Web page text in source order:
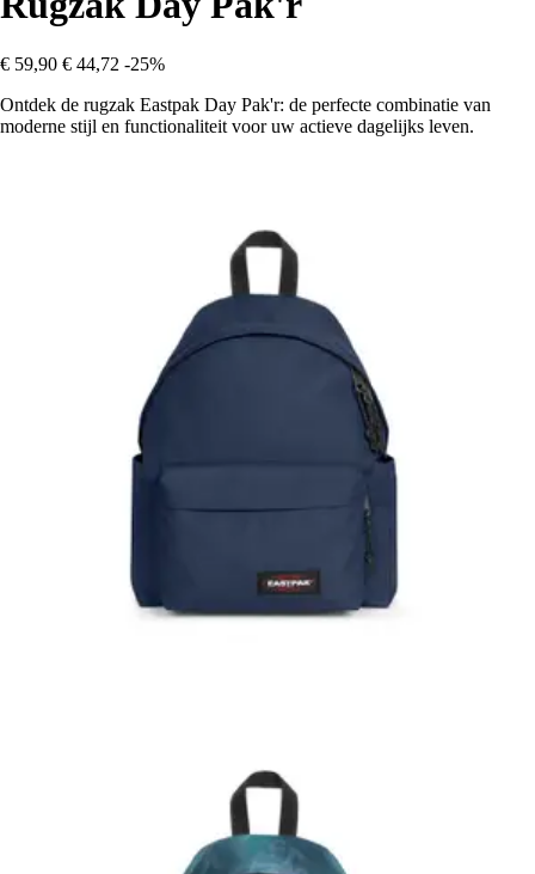
€ 59,90 € 44,72 -25%
Ontdek de rugzak Eastpak Day Pak'r: de perfecte combinatie van
moderne stijl en functionaliteit voor uw actieve dagelijks leven.